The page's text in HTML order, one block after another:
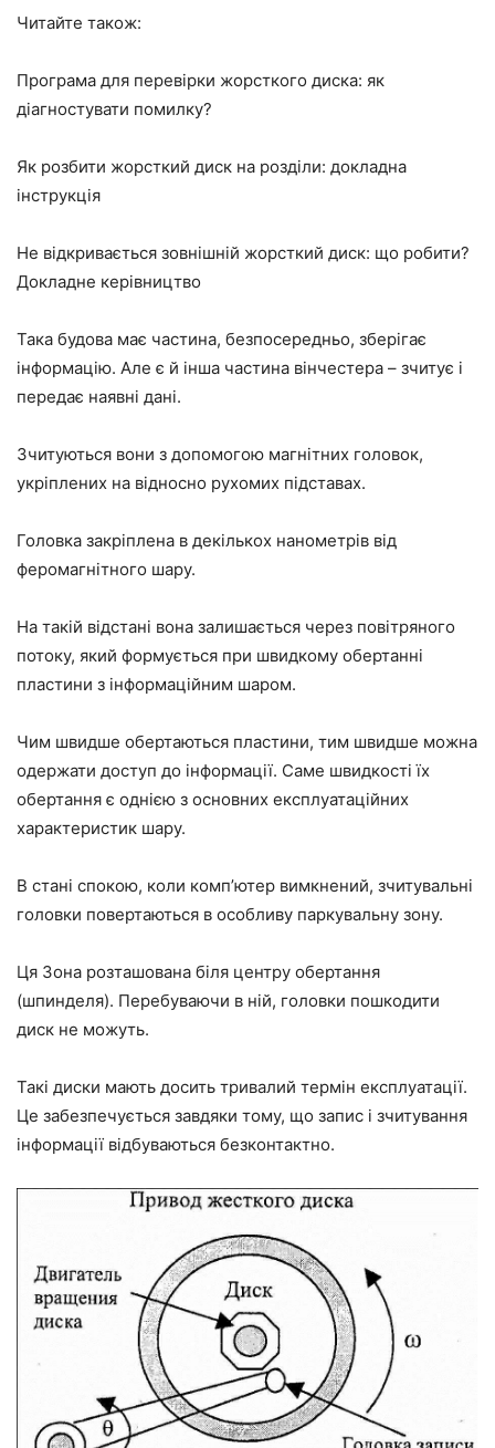
Читайте також:
Програма для перевірки жорсткого диска: як
діагностувати помилку?
Як розбити жорсткий диск на розділи: докладна
інструкція
Не відкривається зовнішній жорсткий диск: що робити?
Докладне керівництво
Така будова має частина, безпосередньо, зберігає
інформацію. Але є й інша частина вінчестера – зчитує і
передає наявні дані.
Зчитуються вони з допомогою магнітних головок,
укріплених на відносно рухомих підставах.
Головка закріплена в декількох нанометрів від
феромагнітного шару.
На такій відстані вона залишається через повітряного
потоку, який формується при швидкому обертанні
пластини з інформаційним шаром.
Чим швидше обертаються пластини, тим швидше можна
одержати доступ до інформації. Саме швидкості їх
обертання є однією з основних експлуатаційних
характеристик шару.
В стані спокою, коли комп’ютер вимкнений, зчитувальні
головки повертаються в особливу паркувальну зону.
Ця Зона розташована біля центру обертання
(шпинделя). Перебуваючи в ній, головки пошкодити
диск не можуть.
Такі диски мають досить тривалий термін експлуатації.
Це забезпечується завдяки тому, що запис і зчитування
інформації відбуваються безконтактно.